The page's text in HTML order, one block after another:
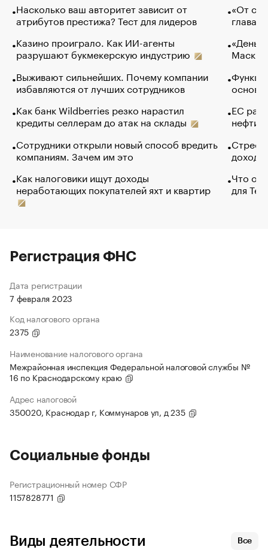
Насколько ваш авторитет зависит от
атрибутов престижа? Тест для лидеров
Казино проиграло. Как ИИ-агенты
разрушают букмекерскую индустрию
Выживают сильнейших. Почему компании
избавляются от лучших сотрудников
Как банк Wildberries резко нарастил
кредиты селлерам до атак на склады
Сотрудники открыли новый способ вредить
компаниям. Зачем им это
Как налоговики ищут доходы
неработающих покупателей яхт и квартир
«От
глава
Маск в
основ
ЕС
нефти
Что
для
Регистрация ФНС
Дата регистрации
7 февраля 2023
Код налогового органа
2375
Наименование налогового органа
Межрайонная инспекция Федеральной налоговой службы №
16 по Краснодарскому краю
Адрес налоговой
350020, Краснодар г, Коммунаров ул, д 235
Социальные фонды
Регистрационный номер СФР
1157828771
Виды деятельности Все